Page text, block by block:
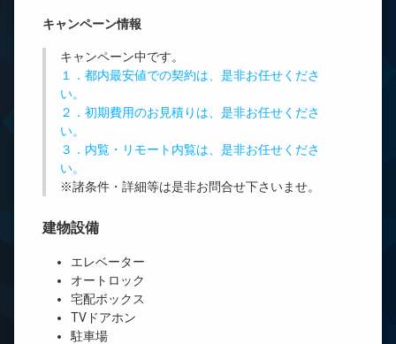
キャンペーン情報
キャンペーン中です。
１．都内最安値での契約は、是非お任せくださ
い。
２．初期費用のお見積りは、是非お任せくださ
い。
３．内覧・リモート内覧は、是非お任せくださ
い。
※諸条件・詳細等は是非お問合せ下さいませ。
建物設備
エレベーター
オートロック
宅配ボックス
TVドアホン
駐車場